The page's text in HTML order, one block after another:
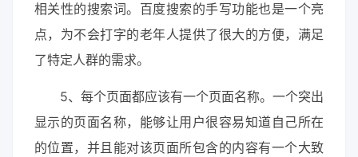
相关性的搜索词。百度搜索的手写功能也是一个亮
点，为不会打字的老年人提供了很大的方便，满足
了特定人群的需求。
5、每个页面都应该有一个页面名称。一个突出
显示的页面名称，能够让用户很容易知道自己所在
的位置，并且能对该页面所包含的内容有一个大致